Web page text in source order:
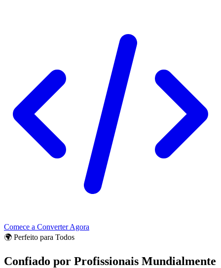
Comece a Converter Agora
🌍 Perfeito para Todos
Confiado por Profissionais Mundialmente